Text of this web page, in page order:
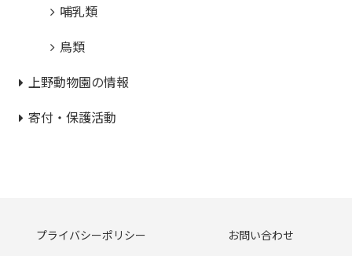
哺乳類
鳥類
上野動物園の情報
寄付・保護活動
プライバシーポリシー
お問い合わせ